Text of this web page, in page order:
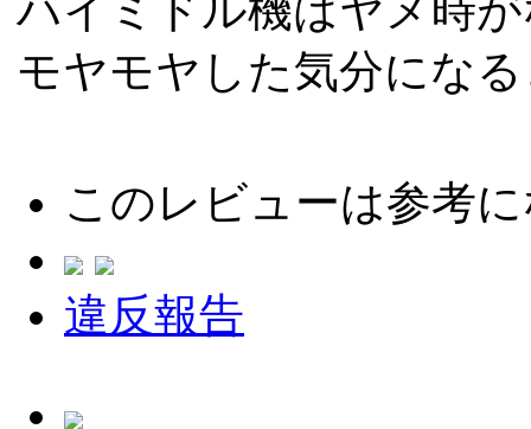
ハイミドル機はヤメ時
モヤモヤした気分にな
このレビューは参考
違反報告